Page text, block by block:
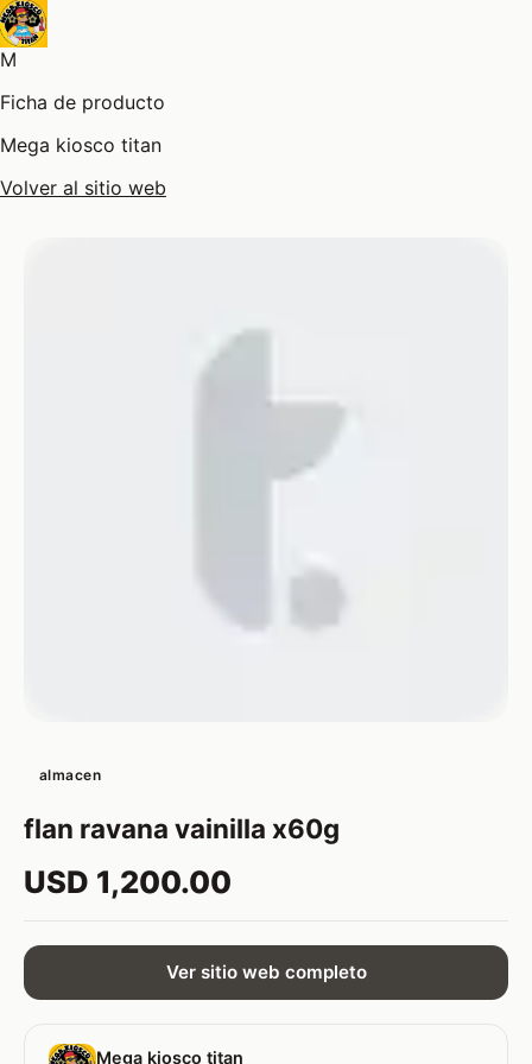
M
Ficha de producto
Mega kiosco titan
Volver al sitio web
almacen
flan ravana vainilla x60g
USD 1,200.00
Ver sitio web completo
Mega kiosco titan